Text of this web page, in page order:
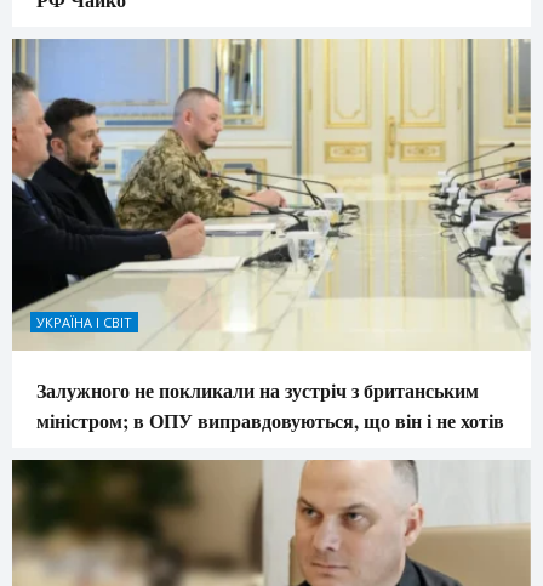
УКРАЇНА І СВІТ
Залужного не покликали на зустріч з британським
міністром; в ОПУ виправдовуються, що він і не хотів